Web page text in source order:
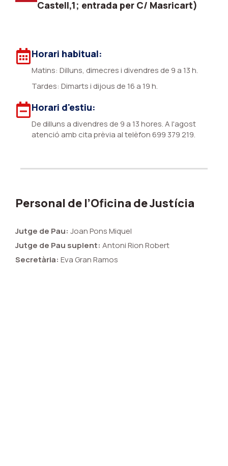
Castell,1; entrada per C/ Masricart)
Horari habitual:
Matins: Dilluns, dimecres i divendres de 9 a 13 h.
Tardes: Dimarts i dijous de 16 a 19 h.
Horari d'estiu:
De dilluns a divendres de 9 a 13 hores. A l'agost
atenció amb cita prèvia al telèfon 699 379 219.
Personal de l’Oficina de Justícia
Jutge de Pau: Joan Pons Miquel
Jutge de Pau suplent: Antoni Rion Robert
Secretària: Eva Gran Ramos